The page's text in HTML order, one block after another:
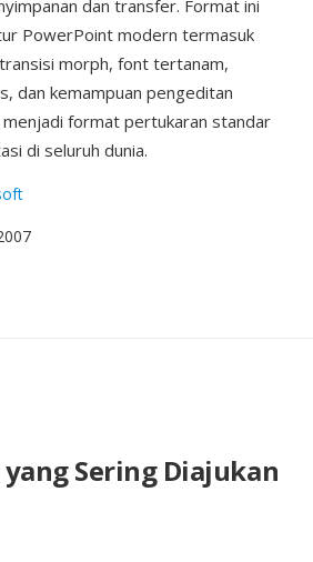
dan transfer. Format ini
PowerPoint modern termasuk
morph, font tertanam,
dan kemampuan pengeditan
format pertukaran standar
di seluruh dunia.
Sering Diajukan